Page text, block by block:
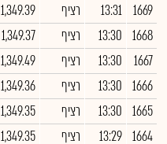
1669
13:31 רציף 1,349.39
1668
13:30 רציף 1,349.37
1667
13:30 רציף 1,349.49
1666
13:30 רציף 1,349.36
1665
13:30 רציף 1,349.35
1664
13:29 רציף 1,349.35